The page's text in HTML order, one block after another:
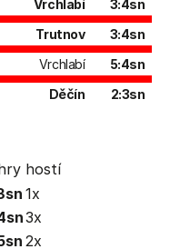
Vrchlabí
3:4sn
Trutnov
3:4sn
Vrchlabí
5:4sn
Děčín 2:3sn
hostí
1x
3x
2x